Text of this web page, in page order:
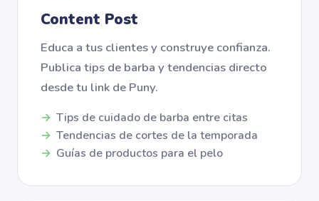
Content Post
Educa a tus clientes y construye confianza.
Publica tips de barba y tendencias directo
desde tu link de Puny.
Tips de cuidado de barba entre citas
Tendencias de cortes de la temporada
Guías de productos para el pelo